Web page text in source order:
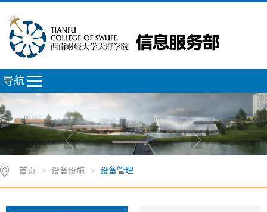
导航
首页 > 设备设施 > 设备管理